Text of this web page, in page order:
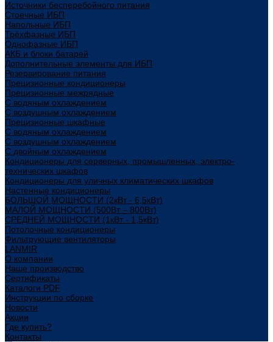
Источники бесперебойного питания
Стоечные ИБП
Напольные ИБП
Трёхфазные ИБП
Однофазные ИБП
АКБ и блоки батарей
Дополнительные элементы для ИБП
Резервирование питания
Прецизионные кондиционеры
Прецизионные межрядные
С водяным охлаждением
С воздушным охлаждением
Прецизионные шкафные
С водяным охлаждением
С воздушным охлаждением
С двойным охлаждением
Кондиционеры для серверных, промышленных, электро-
технических шкафов
Кондиционеры для уличных климатических шкафов
Настенные кондиционеры
БОЛЬШОЙ МОЩНОСТИ (2кВт - 6,5кВт)
МАЛОЙ МОЩНОСТИ (500Вт – 800Вт)
СРЕДНЕЙ МОЩНОСТИ (1кВт - 1,5кВт)
Потолочные кондиционеры
Фильтрующие вентиляторы
LANMIR
О компании
Наше производство
Сертификаты
Каталоги PDF
Инструкции по сборке
Новости
Акции
Где купить?
Контакты